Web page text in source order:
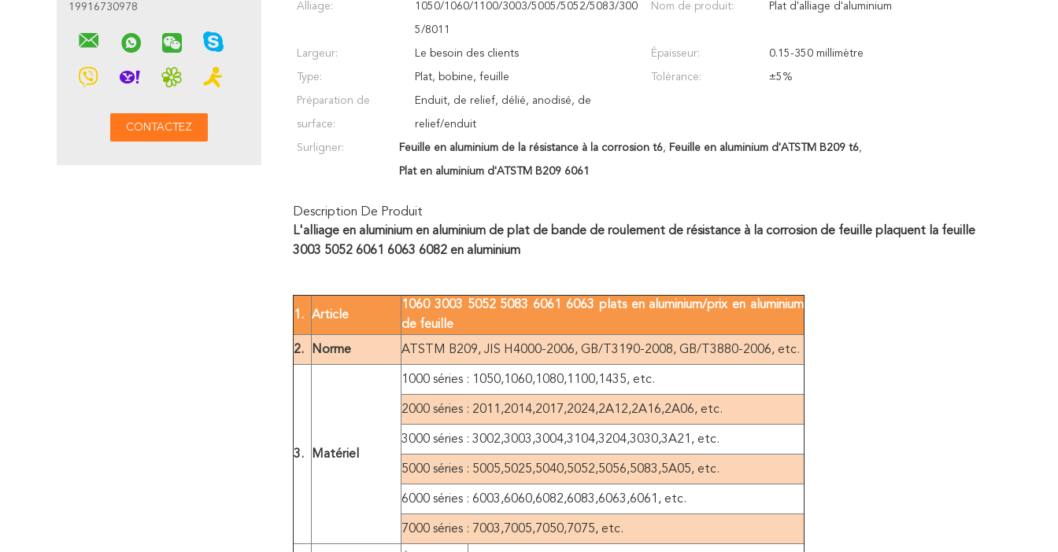
19916730978 Alliage: 1050/1060/1100/3003/5005/5052/5083/300
5/8011
Nom de produit: Plat d'alliage d'aluminium
Largeur: Le besoin des clients Épaisseur: 0.15-350 millimètre
Type: Plat, bobine, feuille Tolérance: ±5%
Préparation de
surface:
Enduit, de relief, délié, anodisé, de
relief/enduit
Surligner: Feuille en aluminium de la résistance à la corrosion t6, Feuille en aluminium d'ATSTM B209 t6,
Plat en aluminium d'ATSTM B209 6061
Description De Produit
L'alliage en aluminium en aluminium de plat de bande de roulement de résistance à la corrosion de feuille plaquent la feuille
3003 5052 6061 6063 6082 en aluminium
1. Article
1060 3003 5052 5083 6061 6063 plats en aluminium/prix en aluminium
de feuille
2.
Norme ATSTM B209, JIS H4000-2006, GB/T3190-2008, GB/T3880-2006, etc.
3. Matériel
1000 séries : 1050,1060,1080,1100,1435, etc.
2000 séries : 2011,2014,2017,2024,2A12,2A16,2A06, etc.
3000 séries : 3002,3003,3004,3104,3204,3030,3A21, etc.
5000 séries : 5005,5025,5040,5052,5056,5083,5A05, etc.
6000 séries : 6003,6060,6082,6083,6063,6061, etc.
7000 séries : 7003,7005,7050,7075, etc.